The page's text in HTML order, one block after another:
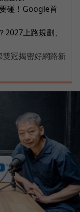
碰！Google首
上路規劃、
冠揭密好網路新